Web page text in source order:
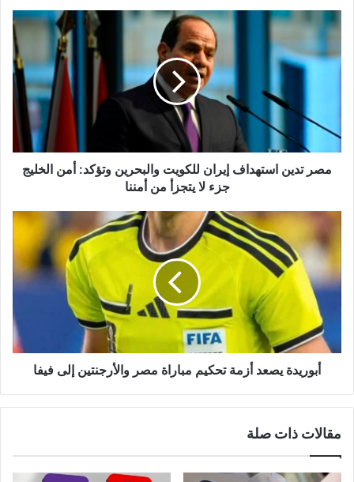
ك
ا
ل
ت
مصر تدين استهداف إيران للكويت والبحرين وتؤكد: أمن الخليج
جزء لا يتجزأ من أمننا
أبوريدة يصعد أزمة تحكيم مباراة مصر والأرجنتين إلى فيفا
مقالات ذات صلة